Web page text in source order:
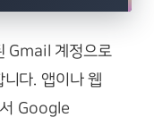
Gmail 계정으로
다. 앱이나 웹
Google